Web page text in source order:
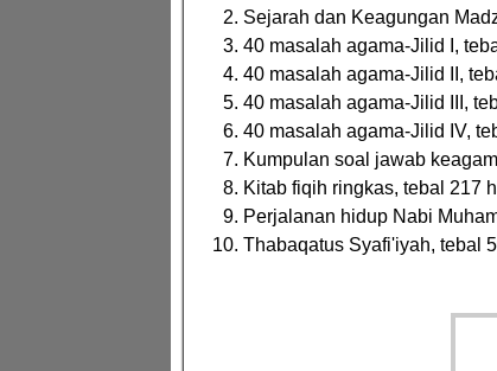
Sejarah dan Keagungan
40 masalah agama-Jilid I,
40 masalah agama-Jilid II,
40 masalah agama-Jilid III,
40 masalah agama-Jilid IV,
Kumpulan soal jawab
Kitab fiqih ringkas, tebal 217
Perjalanan hidup Nabi
Thabaqatus Syafi'iyah, tebal